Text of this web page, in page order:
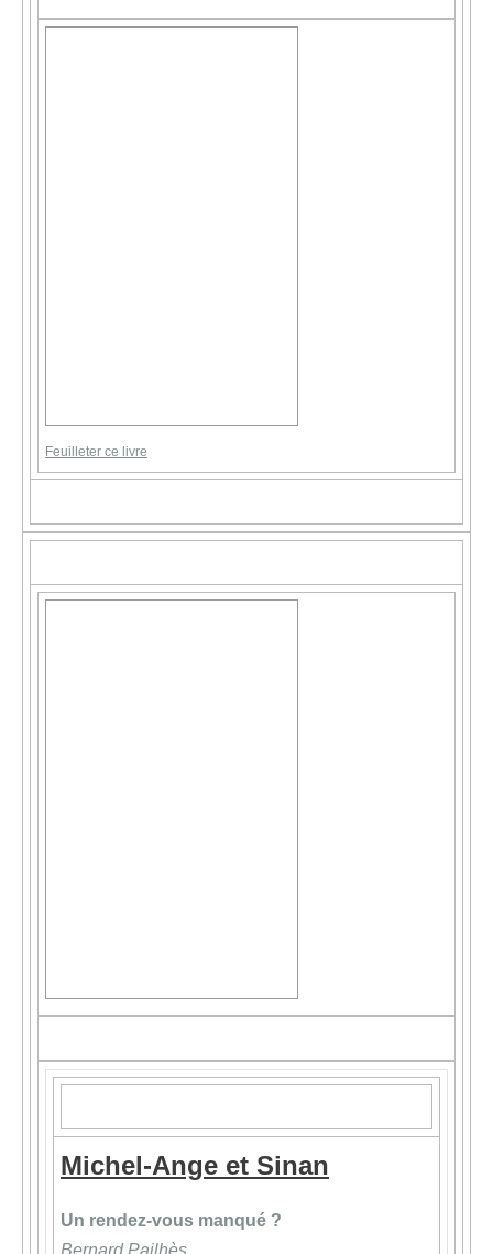
Feuilleter ce livre
Michel-Ange et Sinan
Un rendez-vous manqué ?